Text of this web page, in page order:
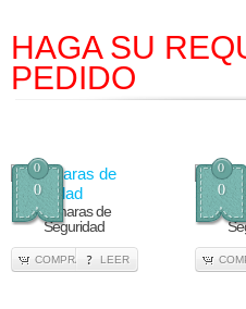
HAGA SU
PEDIDO
0
0
Cámaras de
Seguridad
COMPRA LEER
0
0